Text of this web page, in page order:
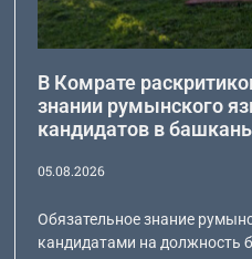
В Комрате
знании румынского
кандидатов в
05.08.2026
Обязательное знание
кандидатами на должность